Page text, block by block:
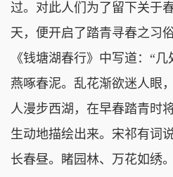
过。对此人们为了留下关于
天，便开启了踏青寻春之习
《钱塘湖春行》中写道：“
燕啄春泥。乱花渐欲迷人眼
人漫步西湖，在早春踏青时
生动地描绘出来。宋祁有词
长春昼。睹园林、万花如绣